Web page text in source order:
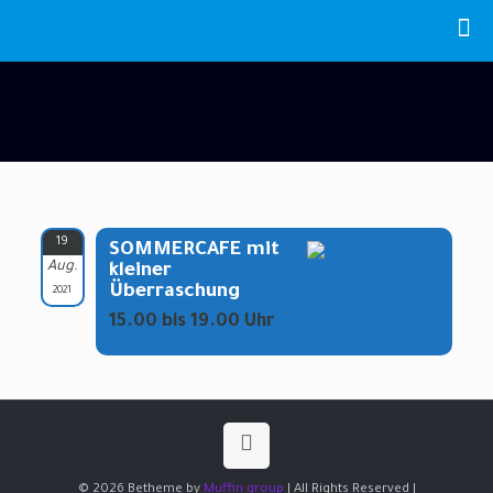
19
Aug.
2021
SOMMERCAFE mit
kleiner
Überraschung
15.00 bis 19.00 Uhr